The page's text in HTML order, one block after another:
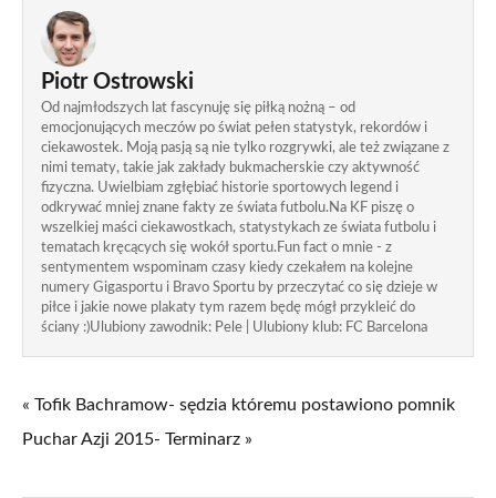
Piotr Ostrowski
Od najmłodszych lat fascynuję się piłką nożną – od
emocjonujących meczów po świat pełen statystyk, rekordów i
ciekawostek. Moją pasją są nie tylko rozgrywki, ale też związane z
nimi tematy, takie jak zakłady bukmacherskie czy aktywność
fizyczna. Uwielbiam zgłębiać historie sportowych legend i
odkrywać mniej znane fakty ze świata futbolu.Na KF piszę o
wszelkiej maści ciekawostkach, statystykach ze świata futbolu i
tematach kręcących się wokół sportu.Fun fact o mnie - z
sentymentem wspominam czasy kiedy czekałem na kolejne
numery Gigasportu i Bravo Sportu by przeczytać co się dzieje w
piłce i jakie nowe plakaty tym razem będę mógł przykleić do
ściany :)Ulubiony zawodnik: Pele | Ulubiony klub: FC Barcelona
« Tofik Bachramow- sędzia któremu postawiono pomnik
Puchar Azji 2015- Terminarz »